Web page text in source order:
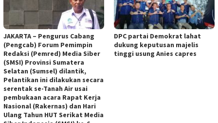
JAKARTA – Pengurus Cabang
(Pengcab) Forum Pemimpin
Redaksi (Pemred) Media Siber
(SMSI) Provinsi Sumatera
Selatan (Sumsel) dilantik,
Pelantikan ini dilakukan secara
serentak se-Tanah Air usai
pembukaan acara Rapat Kerja
Nasional (Rakernas) dan Hari
Ulang Tahun HUT Serikat Media
DPC partai Demokrat lahat
dukung keputusan majelis
tinggi usung Anies capres